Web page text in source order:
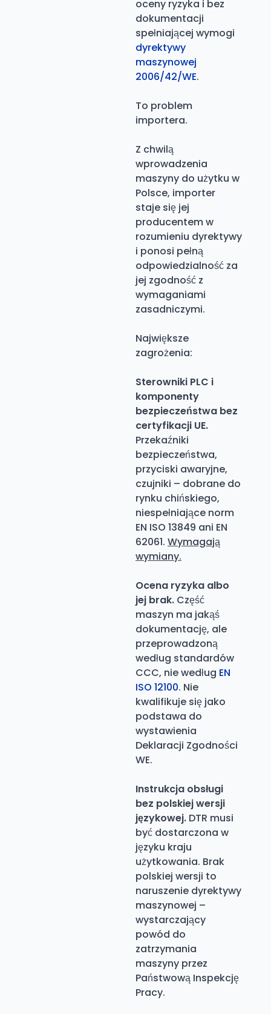
oceny ryzyka i bez
dokumentacji
spełniającej wymogi
dyrektywy
maszynowej
2006/42/WE.
To problem
importera.
Z chwilą
wprowadzenia
maszyny do użytku w
Polsce, importer
staje się jej
producentem w
rozumieniu dyrektywy
i ponosi pełną
odpowiedzialność za
jej zgodność z
wymaganiami
zasadniczymi.
Największe
zagrożenia:
Sterowniki PLC i
komponenty
bezpieczeństwa bez
certyfikacji UE.
Przekaźniki
bezpieczeństwa,
przyciski awaryjne,
czujniki – dobrane do
rynku chińskiego,
niespełniające norm
EN ISO 13849 ani EN
62061. Wymagają
wymiany.
Ocena ryzyka albo
jej brak. Część
maszyn ma jakąś
dokumentację, ale
przeprowadzoną
według standardów
CCC, nie według EN
ISO 12100. Nie
kwalifikuje się jako
podstawa do
wystawienia
Deklaracji Zgodności
WE.
Instrukcja obsługi
bez polskiej wersji
językowej. DTR musi
być dostarczona w
języku kraju
użytkowania. Brak
polskiej wersji to
naruszenie dyrektywy
maszynowej –
wystarczający
powód do
zatrzymania
maszyny przez
Państwową Inspekcję
Pracy.